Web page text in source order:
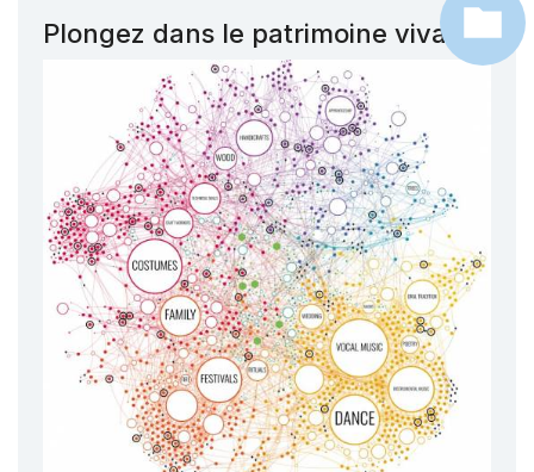
Plongez dans le patrimoine vivant !